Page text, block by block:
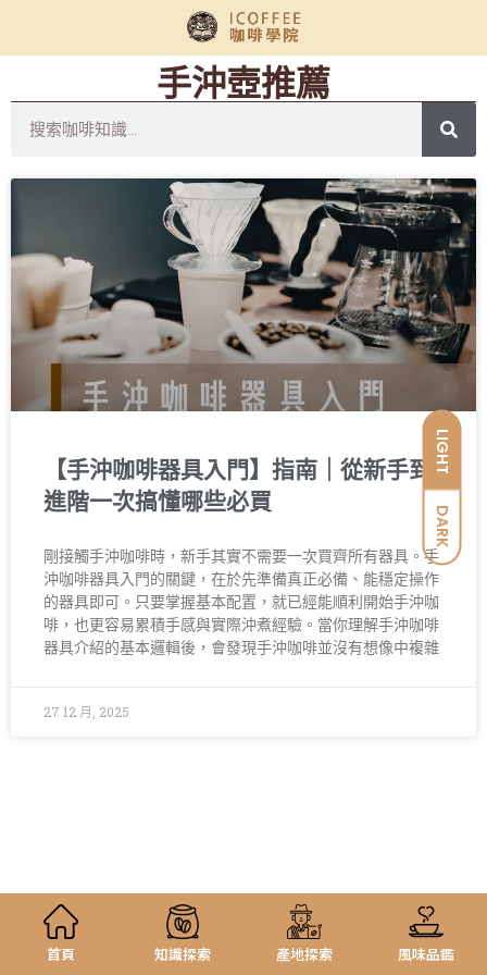
LIGHT
DARK
手沖壺推薦
【手沖咖啡器具入門】指南｜從新手到
進階一次搞懂哪些必買
剛接觸手沖咖啡時，新手其實不需要一次買齊所有器具。手
沖咖啡器具入門的關鍵，在於先準備真正必備、能穩定操作
的器具即可。只要掌握基本配置，就已經能順利開始手沖咖
啡，也更容易累積手感與實際沖煮經驗。當你理解手沖咖啡
器具介紹的基本邏輯後，會發現手沖咖啡並沒有想像中複雜
27 12 月, 2025
首頁 知識探索 產地探索 風味品鑑